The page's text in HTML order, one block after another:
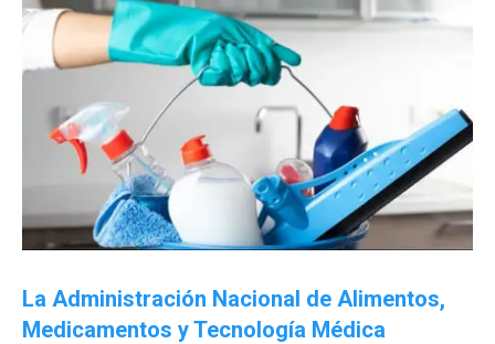
La Administración Nacional de Alimentos,
Medicamentos y Tecnología Médica